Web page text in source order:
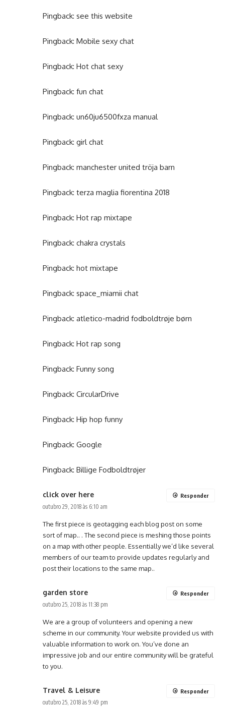
Pingback: see this website
Pingback: Mobile sexy chat
Pingback: Hot chat sexy
Pingback: fun chat
Pingback: un60ju6500fxza manual
Pingback: girl chat
Pingback: manchester united tröja barn
Pingback: terza maglia fiorentina 2018
Pingback: Hot rap mixtape
Pingback: chakra crystals
Pingback: hot mixtape
Pingback: space_miamii chat
Pingback: atletico-madrid fodboldtrøje børn
Pingback: Hot rap song
Pingback: Funny song
Pingback: CircularDrive
Pingback: Hip hop funny
Pingback: Google
Pingback: Billige Fodboldtrøjer
click over here
outubro 29, 2018 às 6:10 am
The first piece is geotagging each blog post on some
sort of map.. . The second piece is meshing those points
on a map with other people. Essentially we’d like several
members of our team to provide updates regularly and
post their locations to the same map..
Responder
garden store
outubro 25, 2018 às 11:38 pm
We are a group of volunteers and opening a new
scheme in our community. Your website provided us with
valuable information to work on. You’ve done an
impressive job and our entire community will be grateful
to you.
Responder
Travel & Leisure
outubro 25, 2018 às 9:49 pm
Responder